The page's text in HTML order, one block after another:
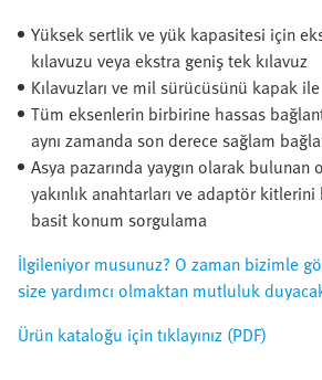
Yüksek sertlik ve yük kapasitesi için
kılavuzu veya ekstra geniş tek kılavuz
Kılavuzları ve mil sürücüsünü kapak
Tüm eksenlerin birbirine hassas
aynı zamanda son derece sağlam
Asya pazarında yaygın olarak
yakınlık anahtarları ve adaptör
basit konum sorgulama
İlgileniyor musunuz? O zaman bizimle
size yardımcı olmaktan mutluluk
Ürün kataloğu için tıklayınız (PDF)